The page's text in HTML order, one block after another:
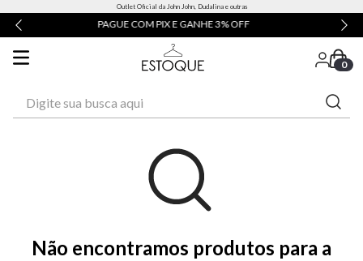
Outlet Oficial da John John, Dudalina e outras
E GANHE 3% OFF ATÉ 3X SEM JUROS
0
Não encontramos produtos para a